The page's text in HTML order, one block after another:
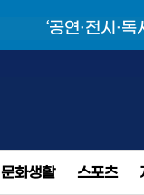
‘공연·전시·
문화생활 스포츠